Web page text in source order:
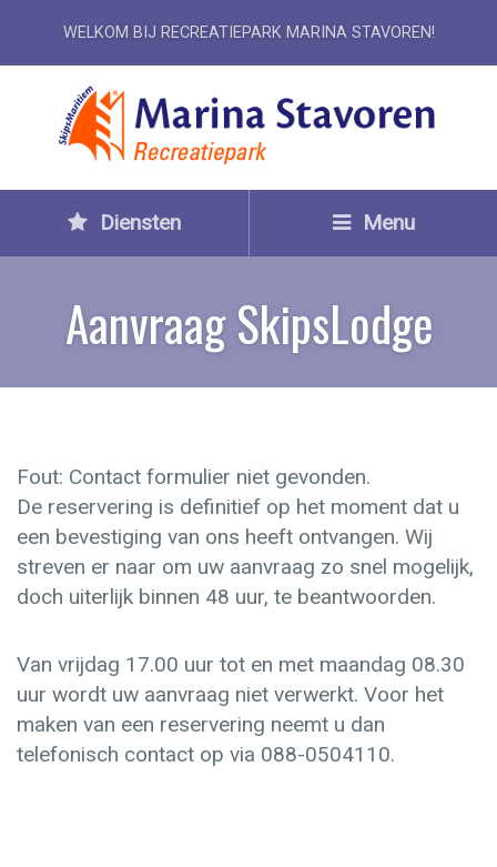
WELKOM BIJ RECREATIEPARK MARINA STAVOREN!
Diensten Menu
Aanvraag SkipsLodge
Fout: Contact formulier niet gevonden.
De reservering is definitief op het moment dat u
een bevestiging van ons heeft ontvangen. Wij
streven er naar om uw aanvraag zo snel mogelijk,
doch uiterlijk binnen 48 uur, te beantwoorden.
Van vrijdag 17.00 uur tot en met maandag 08.30
uur wordt uw aanvraag niet verwerkt. Voor het
maken van een reservering neemt u dan
telefonisch contact op via 088-0504110.